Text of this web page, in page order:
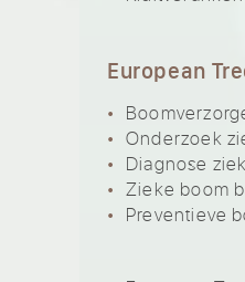
European
Onderzoek
Diagnose
Zieke boom
Preventieve